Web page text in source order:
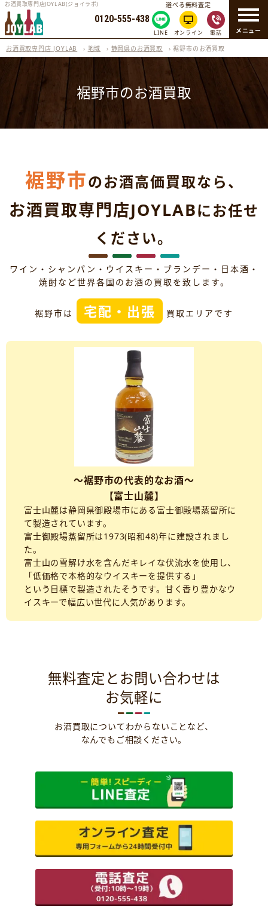
メニュー
お酒買取専門店JOYLAB(ジョイラボ)
0120-555-438
選べる無料査定
LINE オンライン 電話
お酒買取専門店 JOYLAB › 地域 › 静岡県のお酒買取 ›裾野市のお酒買取
裾野市のお酒買取
裾野市のお酒高価買取なら、
お酒買取専門店JOYLABにお任せ
ください。
ワイン・シャンパン・ウイスキー・ブランデー・日本酒・
焼酎など世界各国のお酒の買取を致します。
裾野市は 宅配・出張 買取エリアです
～裾野市の代表的なお酒～
【富士山麓】
富士山麓は静岡県御殿場市にある富士御殿場蒸留所に
て製造されています。
富士御殿場蒸留所は1973(昭和48)年に建設されまし
た。
富士山の雪解け水を含んだキレイな伏流水を使用し、
「低価格で本格的なウイスキーを提供する」
という目標で製造されたそうです。甘く香り豊かなウ
イスキーで幅広い世代に人気があります。
無料査定とお問い合わせは
お気軽に
お酒買取についてわからないことなど、
なんでもご相談ください。